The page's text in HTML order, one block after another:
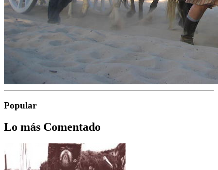
Popular
Lo más Comentado